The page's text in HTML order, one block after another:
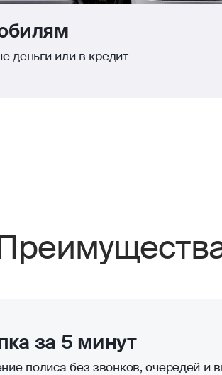
деньги или в кредит
за 5 минут
полиса без звонков, очередей и